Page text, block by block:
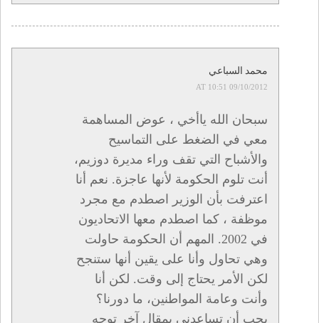
محمد السباعي
09/10/2012 AT 10:51
سبحان الله ياأخي ، عوض المساهمة
معي في الضغط على التماسيح
والأشباح التي تقف وراء مديرة دوزيم،
أنت تلوم الحكومة لأنها عاجزة. نعم أنا
اعترفت بأن الوزير اصطدم مع مجرد
موظفة ، كما اصطدم معها الاتحاديون
في 2002. المهم أن الحكومة حاولت
وهي تحاول وأنا على يقين أنها ستنجح
لكن الأمر يحتاج إلى وقت. لكن أنا
وأنت وعامة المواطنين، ما دورنا؟
يجب أن تساعدني بمقال آخر توجه